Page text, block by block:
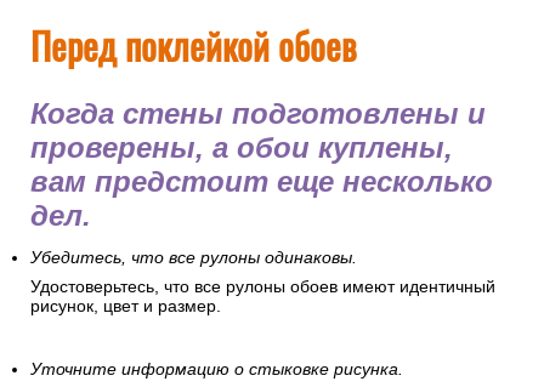
Перед поклейкой обоев
Когда стены подготовлены и
проверены, а обои куплены,
вам предстоит еще несколько
дел.
Убедитесь, что все рулоны одинаковы.
Удостоверьтесь, что все рулоны обоев имеют идентичный
рисунок, цвет и размер.
Уточните информацию о стыковке рисунка.